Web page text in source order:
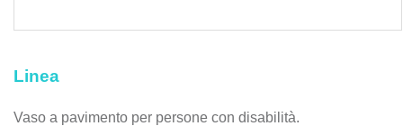
Linea
Vaso a pavimento per persone con disabilità.